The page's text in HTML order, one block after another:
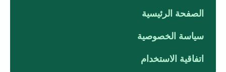
الصفحة الرئيسية
سياسة الخصوصية
اتفاقية الاستخدام